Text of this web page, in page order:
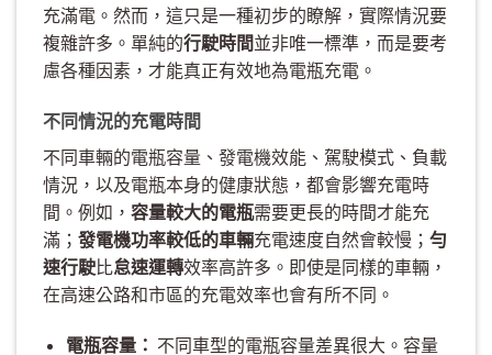
充滿電。然而，這只是一種初步的瞭解，實際情況要
複雜許多。單純的行駛時間並非唯一標準，而是要考
慮各種因素，才能真正有效地為電瓶充電。
不同情況的充電時間
不同車輛的電瓶容量、發電機效能、駕駛模式、負載
情況，以及電瓶本身的健康狀態，都會影響充電時
間。例如， 容量較大的電瓶需要更長的時間才能充
滿； 發電機功率較低的車輛充電速度自然會較慢； 勻
速行駛比怠速運轉效率高許多。即使是同樣的車輛，
在高速公路和市區的充電效率也會有所不同。
電瓶容量： 不同車型的電瓶容量差異很大。容量